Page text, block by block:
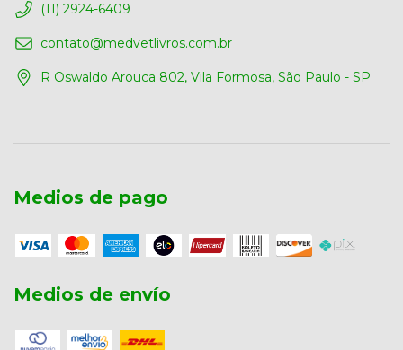
(11) 2924-6409
contato@medvetlivros.com.br
R Oswaldo Arouca 802, Vila Formosa, São Paulo - SP
Medios de pago
Medios de envío